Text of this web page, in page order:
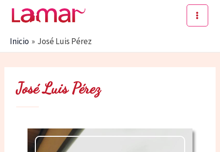
Main
Inicio José Luis Pérez
José Luis Pérez